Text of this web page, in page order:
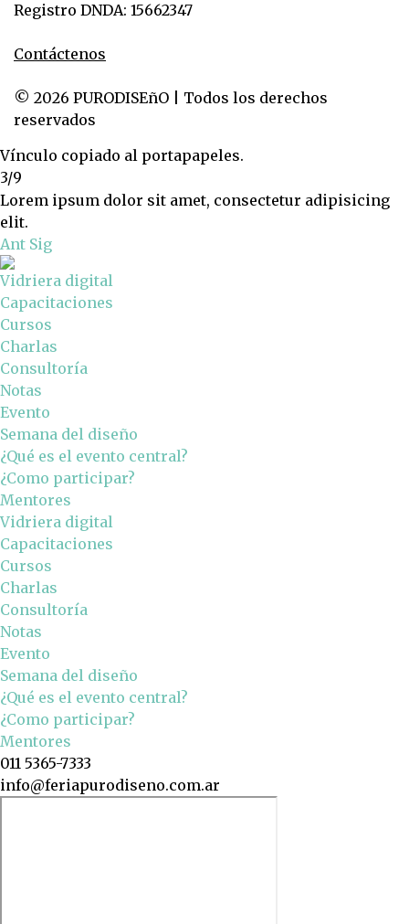
Registro DNDA: 15662347
Contáctenos
© 2026 PURODISEñO | Todos los derechos
reservados
Vínculo copiado al portapapeles.
3/9
Lorem ipsum dolor sit amet, consectetur adipisicing
elit.
Ant Sig
Vidriera digital
Capacitaciones
Cursos
Charlas
Consultoría
Notas
Evento
Semana del diseño
¿Qué es el evento central?
¿Como participar?
Mentores
Vidriera digital
Capacitaciones
Cursos
Charlas
Consultoría
Notas
Evento
Semana del diseño
¿Qué es el evento central?
¿Como participar?
Mentores
011 5365-7333
info@feriapurodiseno.com.ar